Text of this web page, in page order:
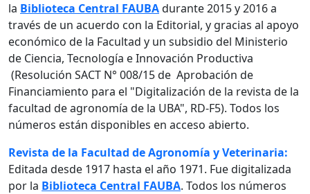
la Biblioteca Central FAUBAdurante 2015 y 2016 a
través de un acuerdo con la Editorial, y gracias al apoyo
económico de la Facultad y un subsidio del Ministerio
de Ciencia, Tecnología e Innovación Productiva
(Resolución SACT N° 008/15 de Aprobación de
Financiamiento para el "Digitalización de la revista de la
facultad de agronomía de la UBA", RD-F5). Todos los
números están disponibles en acceso abierto.
Revista de la Facultad de Agronomía y Veterinaria:
Editada desde 1917 hasta el año 1971. Fue digitalizada
por la Biblioteca Central FAUBA. Todos los números